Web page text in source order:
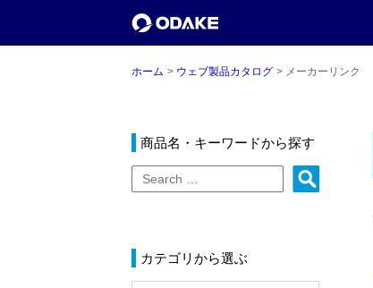
ホーム ウェブ製品カタログ メーカーリンク
商品名・キーワードから探す
カテゴリから選ぶ